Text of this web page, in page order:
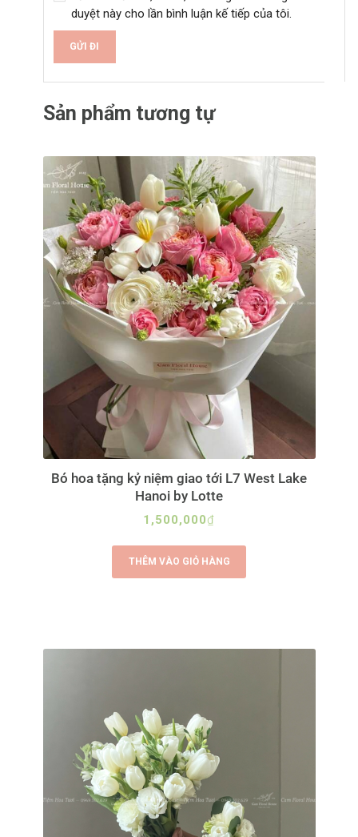
duyệt này cho lần bình luận kế tiếp của tôi.
A
t
n
a
t
v
e
:
Sản phẩm tương tự
Bó hoa tặng kỷ niệm giao tới L7 West Lake
Hanoi by Lotte
1,500,000₫
THÊM VÀO GIỎ HÀNG